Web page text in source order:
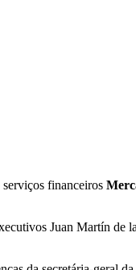
financeiros
Juan Martín